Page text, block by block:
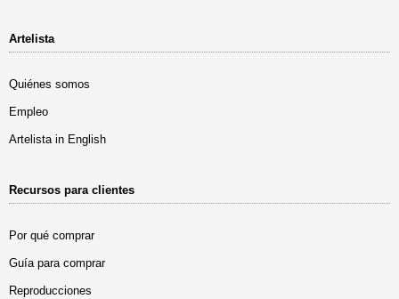
Artelista
Quiénes somos
Empleo
Artelista in English
Recursos para clientes
Por qué comprar
Guía para comprar
Reproducciones